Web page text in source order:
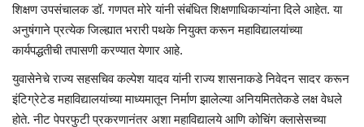
शिक्षण उपसंचालक डॉ. गणपत मोरे यांनी संबंधित शिक्षणाधिकाऱ्यांना दिले आहेत. या
अनुषंगाने प्रत्येक जिल्ह्यात भरारी पथके नियुक्त करून महाविद्यालयांच्या
कार्यपद्धतीची तपासणी करण्यात येणार आहे.
युवासेनेचे राज्य सहसचिव कल्पेश यादव यांनी राज्य शासनाकडे निवेदन सादर करून
इंटिग्रेटेड महाविद्यालयांच्या माध्यमातून निर्माण झालेल्या अनियमिततेकडे लक्ष वेधले
होते. नीट पेपरफुटी प्रकरणानंतर अशा महाविद्यालये आणि कोचिंग क्लासेसच्या